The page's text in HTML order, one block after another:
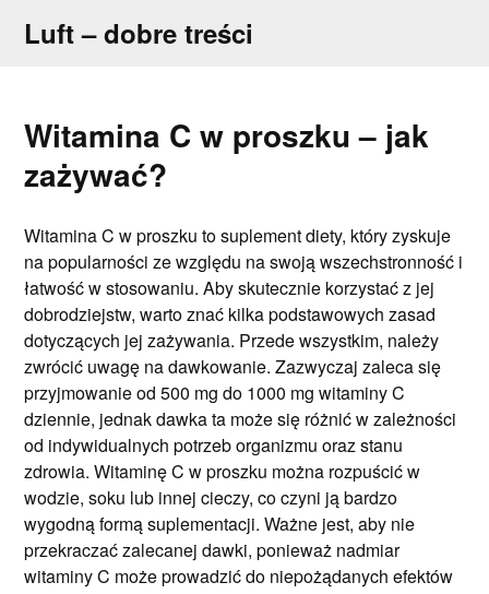
Luft – dobre treści
Witamina C w proszku – jak
zażywać?
Witamina C w proszku to suplement diety, który zyskuje
na popularności ze względu na swoją wszechstronność i
łatwość w stosowaniu. Aby skutecznie korzystać z jej
dobrodziejstw, warto znać kilka podstawowych zasad
dotyczących jej zażywania. Przede wszystkim, należy
zwrócić uwagę na dawkowanie. Zazwyczaj zaleca się
przyjmowanie od 500 mg do 1000 mg witaminy C
dziennie, jednak dawka ta może się różnić w zależności
od indywidualnych potrzeb organizmu oraz stanu
zdrowia. Witaminę C w proszku można rozpuścić w
wodzie, soku lub innej cieczy, co czyni ją bardzo
wygodną formą suplementacji. Ważne jest, aby nie
przekraczać zalecanej dawki, ponieważ nadmiar
witaminy C może prowadzić do niepożądanych efektów